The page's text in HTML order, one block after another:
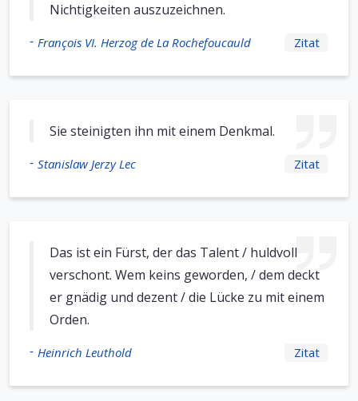
Nichtigkeiten auszuzeichnen.
- François VI. Herzog de La Rochefoucauld Zitat
Sie steinigten ihn mit einem Denkmal.
- Stanislaw Jerzy Lec Zitat
Das ist ein Fürst, der das Talent / huldvoll
verschont. Wem keins geworden, / dem deckt
er gnädig und dezent / die Lücke zu mit einem
Orden.
- Heinrich Leuthold Zitat